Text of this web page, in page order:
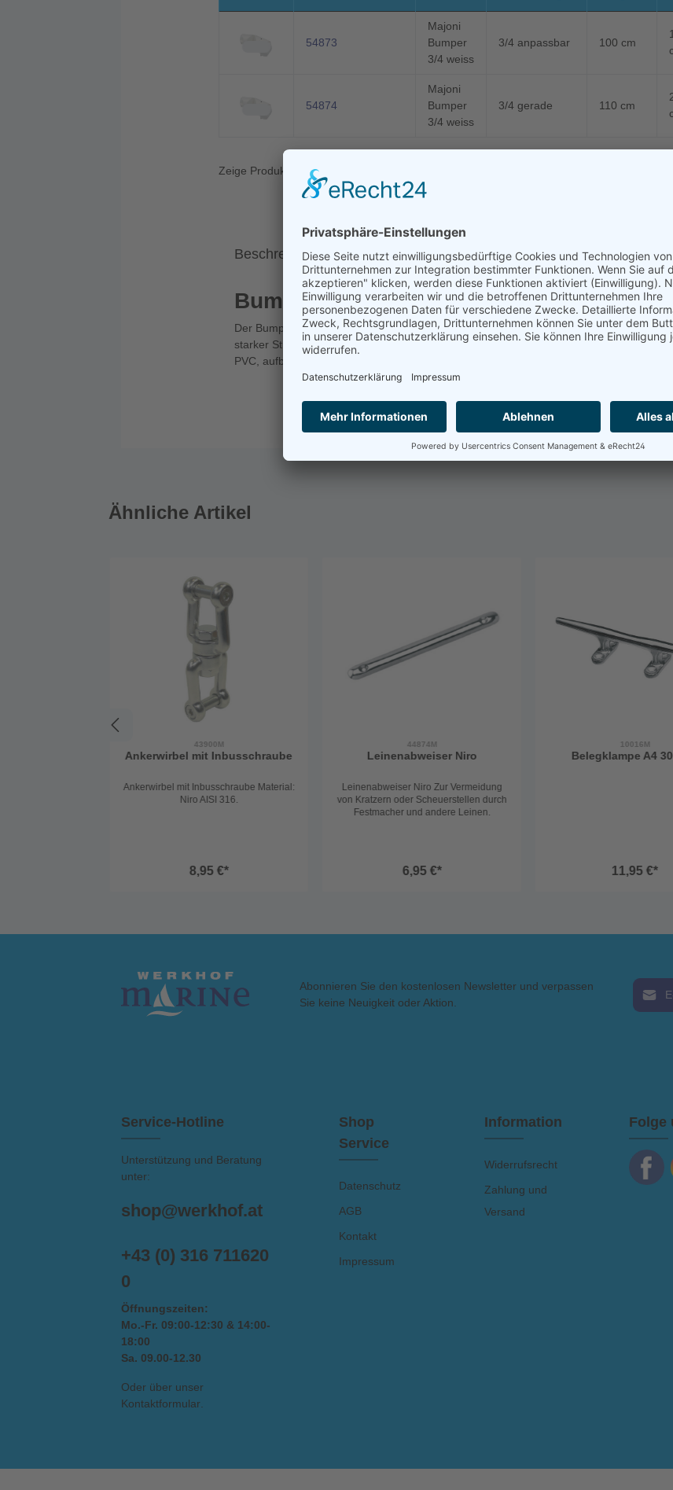
54873
Majoni
Bumper
3/4 weiss
3/4 anpassbar 100 cm
54874
Majoni
Bumper
3/4 weiss
3/4 gerade 110 cm
Zeige Produkte 1 bis 2 von 2 Produkten
Beschreibung
Bumper & Ponton-Fender
Der Bumper ist eine wahre Stoßstange, die am Ponton mittels Schrauben oder
starker Strömung oder Seitenwind ist ein sicheres An- und Ablegen gewährleistet.
PVC, aufblasbar.
Ähnliche Artikel
43900M
Ankerwirbel mit Inbusschraube
Ankerwirbel mit Inbusschraube Material:
Niro AISI 316.
8,95 €*
44874M
Leinenabweiser Niro
Leinenabweiser Niro Zur Vermeidung
von Kratzern oder Scheuerstellen durch
Festmacher und andere Leinen.
6,95 €*
10016M
11,95 €*
Abonnieren Sie den kostenlosen Newsletter und verpassen
Sie keine Neuigkeit oder Aktion.
E-Mail-
Folge
Service-Hotline
Unterstützung und Beratung
unter:
shop@werkhof.at
+43 (0) 316 711620
0
Öffnungszeiten:
Mo.-Fr. 09:00-12:30 & 14:00-
18:00
Sa. 09.00-12.30
Oder über unser
Kontaktformular
Shop
Service
Datenschutz
AGB
Kontakt
Impressum
Information
Widerrufsrecht
Zahlung und
Versand